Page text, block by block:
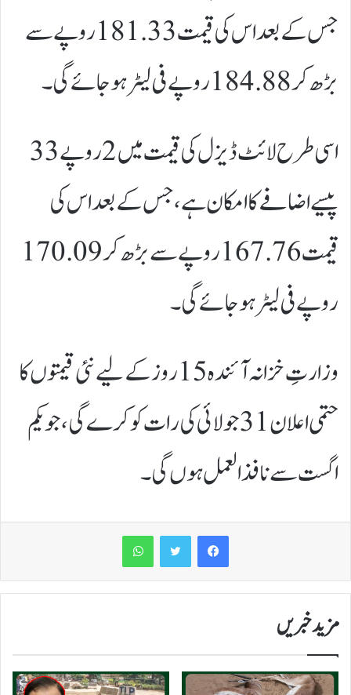
جس کے بعد اس کی قیمت 181.33 روپے سے
بڑھ کر 184.88 روپے فی لیٹر ہو جائے گی۔
اسی طرح لائٹ ڈیزل کی قیمت میں 2 روپے 33
پیسے اضافے کا امکان ہے، جس کے بعد اس کی
قیمت 167.76 روپے سے بڑھ کر 170.09
روپے فی لیٹر ہو جائے گی۔
وزارتِ خزانہ آئندہ 15 روز کے لیے نئی قیمتوں کا
حتمی اعلان 31 جولائی کی رات کو کرے گی، جو یکم
اگست سے نافذالعمل ہوں گی۔
WhatsApp
مزید خبریں